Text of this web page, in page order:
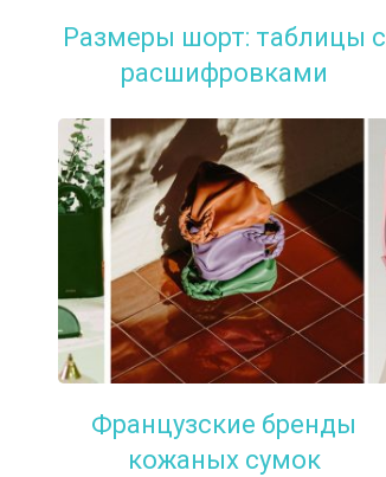
Размеры шорт: таблицы с
расшифровками
Французские бренды
кожаных сумок